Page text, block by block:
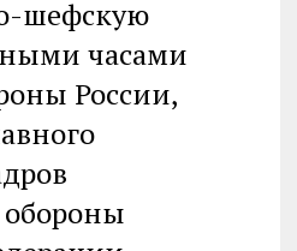
шефскую
часами
России,